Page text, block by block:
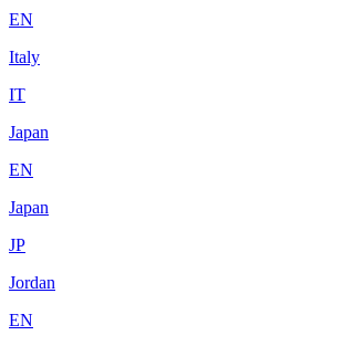
EN
Italy
IT
Japan
EN
Japan
JP
Jordan
EN